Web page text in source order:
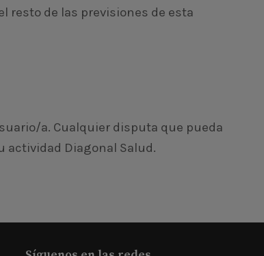
de las previsiones de esta
a. Cualquier disputa que pueda
actividad Diagonal Salud.